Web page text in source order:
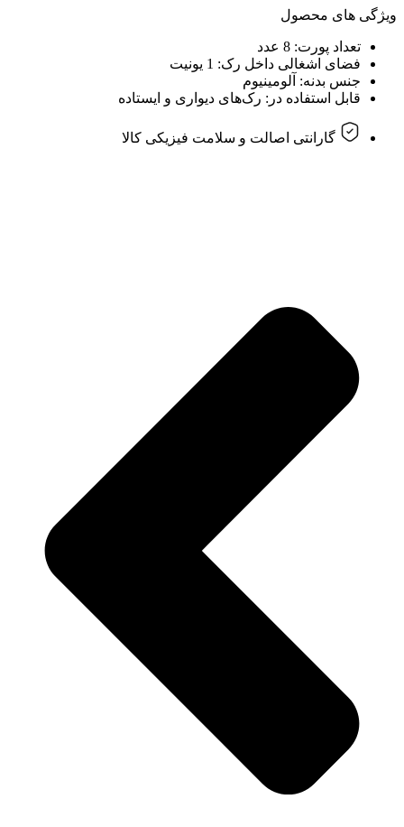
ویژگی های محصول
تعداد پورت: 8 عدد
فضای اشغالی داخل رک: 1 یونیت
جنس بدنه: آلومینیوم
قابل استفاده در: رک‌های دیواری و ایستاده
گارانتی اصالت و سلامت فیزیکی کالا